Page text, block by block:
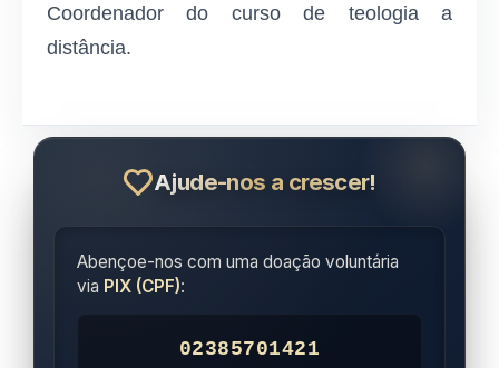
Coordenador do curso de teologia a
distância.
Ajude-nos a crescer!
Abençoe-nos com uma doação voluntária
via PIX (CPF):
02385701421